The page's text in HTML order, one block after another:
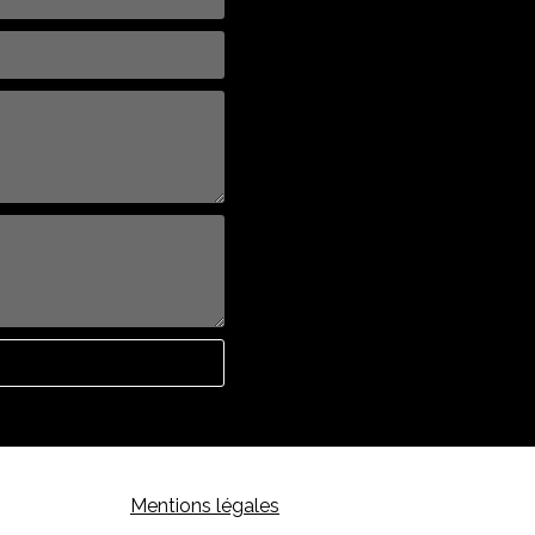
Mentions légales